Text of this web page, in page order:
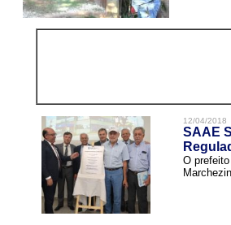
12/04/2018
SAAE
O